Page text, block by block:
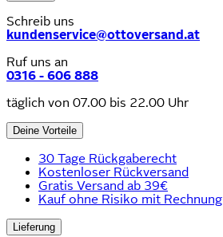
Schreib uns
kundenservice@ottoversand.at
Ruf uns an
0316 - 606 888
täglich von 07.00 bis 22.00 Uhr
Deine Vorteile
30 Tage Rückgaberecht
Kostenloser Rückversand
Gratis Versand ab 39€
Kauf ohne Risiko mit Rechnung
Lieferung